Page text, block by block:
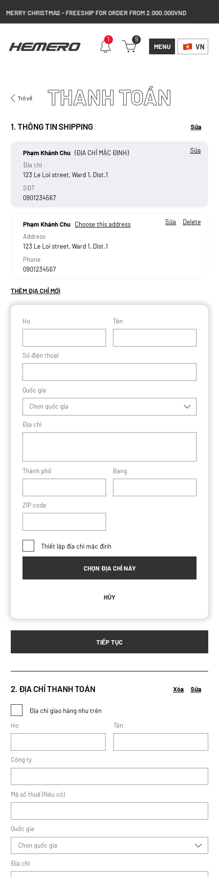
CHRISTMAS - FREESHIP FOR ORDER FROM 2.000.000VND
1
9
MENU
VN
Trở về THANH TOÁN
1. THÔNG TIN SHIPPING Sửa
Phạm Khánh Chu (ĐỊA CHỈ MẶC ĐỊNH)
Địa chỉ
123 Le Loi street, Ward 1, Dist.1
SĐT
0901234567
Sửa
Phạm Khánh Chu
Choose this address
Address
123 Le Loi street, Ward 1, Dist.1
Phone
0901234567
Sửa Delete
THÊM ĐỊA CHỈ MỚI
Họ Tên
Số điện thoại
Quốc gia
Chọn quốc gia
Địa chỉ
Thành phố Bang
ZIP code
Thiết lập địa chỉ mặc định
CHỌN ĐỊA CHỈ NÀY
HỦY
TIẾP TỤC
2. ĐỊA CHỈ THANH TOÁN Xóa Sửa
Địa chỉ giao hàng như trên
Họ
Tên
Công ty
Mã số thuế (Nếu có)
Quốc gia
Chọn quốc gia
Địa chỉ